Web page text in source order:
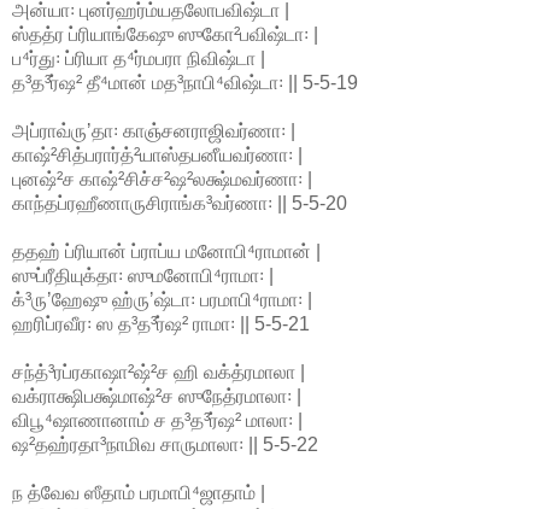
அன்யா꞉ புனர்ஹர்ம்யதலோபவிஷ்டா |
ஸ்தத்ர ப்ரியாங்கேஷு ஸுகோ²பவிஷ்டா꞉ |
ப⁴ர்து꞉ ப்ரியா த⁴ர்மபரா நிவிஷ்டா |
த³த³ர்ஷ² தீ⁴மான் மத³நாபி⁴விஷ்டா꞉ || 5-5-19
அப்ராவ்ருʼதா꞉ காஞ்சனராஜிவர்ணா꞉ |
காஷ்²சித்பரார்த்²யாஸ்தபனீயவர்ணா꞉ |
புனஷ்²ச காஷ்²சிச்ச²ஷ²லக்ஷ்மவர்ணா꞉ |
காந்தப்ரஹீணாருசிராங்க³வர்ணா꞉ || 5-5-20
ததஹ் ப்ரியான் ப்ராப்ய மனோபி⁴ராமான் |
ஸுப்ரீதியுக்தா꞉ ஸுமனோபி⁴ராமா꞉ |
க்³ருʼஹேஷு ஹ்ருʼஷ்டா꞉ பரமாபி⁴ராமா꞉ |
ஹரிப்ரவீர꞉ ஸ த³த³ர்ஷ² ராமா꞉ || 5-5-21
சந்த்³ரப்ரகாஷா²ஷ்²ச ஹி வக்த்ரமாலா |
வக்ராக்ஷிபக்ஷ்மாஷ்²ச ஸுநேத்ரமாலா꞉ |
விபூ⁴ஷாணானாம் ச த³த³ர்ஷ² மாலா꞉ |
ஷ²தஹ்ரதா³நாமிவ சாருமாலா꞉ || 5-5-22
ந த்வேவ ஸீதாம் பரமாபி⁴ஜாதாம் |